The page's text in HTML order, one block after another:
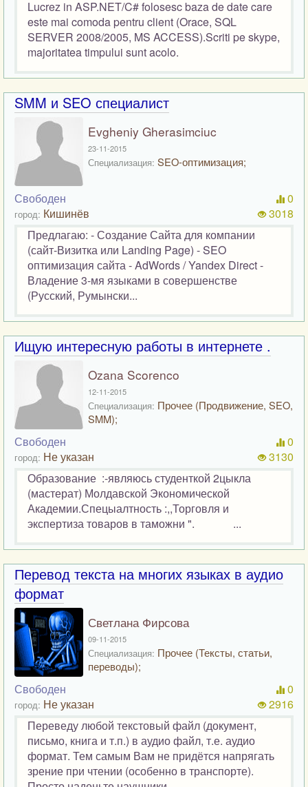
Lucrez in ASP.NET/C# folosesc baza de date care
este mai comoda pentru client (Orace, SQL
SERVER 2008/2005, MS ACCESS).Scriti pe skype,
majoritatea timpului sunt acolo.
SMM и SEO специалист
Evgheniy Gherasimciuc
23-11-2015
Специализация: SEO-оптимизация;
Свободен
город: Кишинёв
0
3018
Предлагаю: - Создание Сайта для компании
(сайт-Визитка или Landing Page) - SEO
оптимизация сайта - AdWords / Yandex Direct -
Владение 3-мя языками в совершенстве
(Русский, Румынски...
Ищую интересную работы в интернете .
Ozana Scorenco
12-11-2015
Специализация: Прочее (Продвижение, SEO,
SMM);
Свободен
город: Не указан
0
3130
Образование :-являюсь студенткой 2цыкла
(мастерат) Молдавской Экономической
Академии.Спецыалтность :,,Торговля и
экспертиза товаров в таможни ". ...
Перевод текста на многих языках в аудио
формат
Светлана Фирсова
09-11-2015
Специализация: Прочее (Тексты, статьи,
переводы);
Свободен
город: Не указан
0
2916
Переведу любой текстовый файл (документ,
письмо, книга и т.п.) в аудио файл, т.е. аудио
формат. Тем самым Вам не придётся напрягать
зрение при чтении (особенно в транспорте).